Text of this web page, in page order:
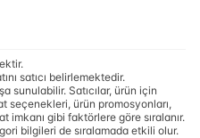
satıcı belirlemektedir.
sunulabilir. Satıcılar, ürün için
seçenekleri, ürün promosyonları,
imkanı gibi faktörlere göre sıralanır.
bilgileri de sıralamada etkili olur.